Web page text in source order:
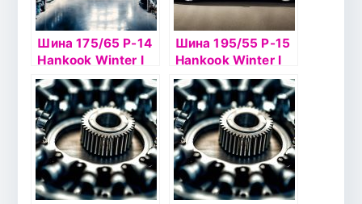
Шина 175/65 Р-14
Hankook Winter I
Pike RS2 W429
шип
Шина 195/55 Р-15
Hankook Winter I
Pike RS2 W429 б/к
шип